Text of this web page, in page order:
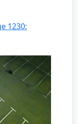
1230: